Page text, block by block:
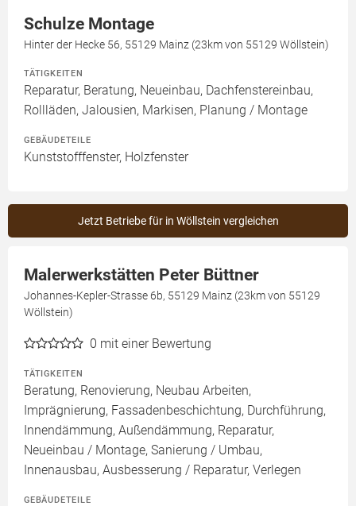
Schulze Montage
Hinter der Hecke 56, 55129 Mainz (23km von 55129 Wöllstein)
TÄTIGKEITEN
Reparatur, Beratung, Neueinbau, Dachfenstereinbau,
Rollläden, Jalousien, Markisen, Planung / Montage
GEBÄUDETEILE
Kunststofffenster, Holzfenster
Jetzt Betriebe für in Wöllstein vergleichen
Malerwerkstätten Peter Büttner
Johannes-Kepler-Strasse 6b, 55129 Mainz (23km von 55129
Wöllstein)
0 mit einer Bewertung
TÄTIGKEITEN
Beratung, Renovierung, Neubau Arbeiten,
Imprägnierung, Fassadenbeschichtung, Durchführung,
Innendämmung, Außendämmung, Reparatur,
Neueinbau / Montage, Sanierung / Umbau,
Innenausbau, Ausbesserung / Reparatur, Verlegen
GEBÄUDETEILE